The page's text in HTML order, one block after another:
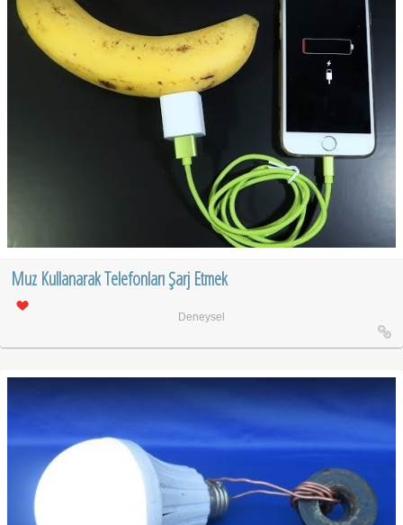
Muz Kullanarak Telefonları Şarj Etmek
Deneysel